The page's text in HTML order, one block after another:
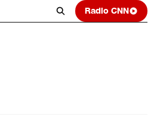
Radio CNN